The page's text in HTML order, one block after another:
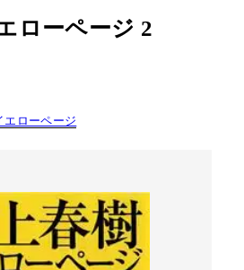
ローページ 2
ローページ